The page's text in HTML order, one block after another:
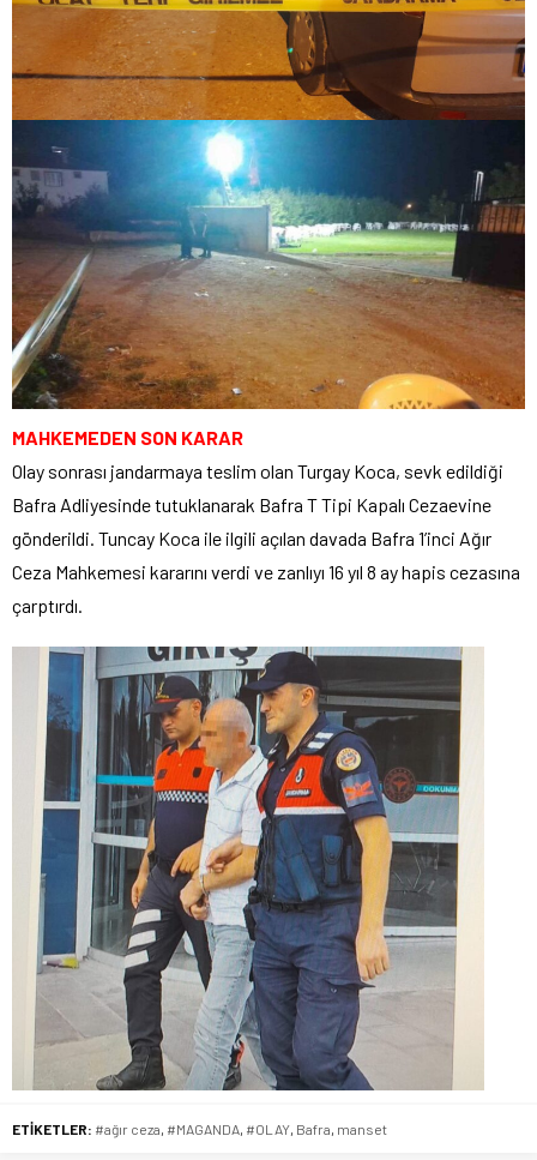
MAHKEMEDEN SON KARAR
Olay sonrası jandarmaya teslim olan Turgay Koca, sevk edildiği
Bafra Adliyesinde tutuklanarak Bafra T Tipi Kapalı Cezaevine
gönderildi. Tuncay Koca ile ilgili açılan davada Bafra 1’inci Ağır
Ceza Mahkemesi kararını verdi ve zanlıyı 16 yıl 8 ay hapis cezasına
çarptırdı.
ETİKETLER: #ağır ceza, #MAGANDA, #OLAY, Bafra, manset